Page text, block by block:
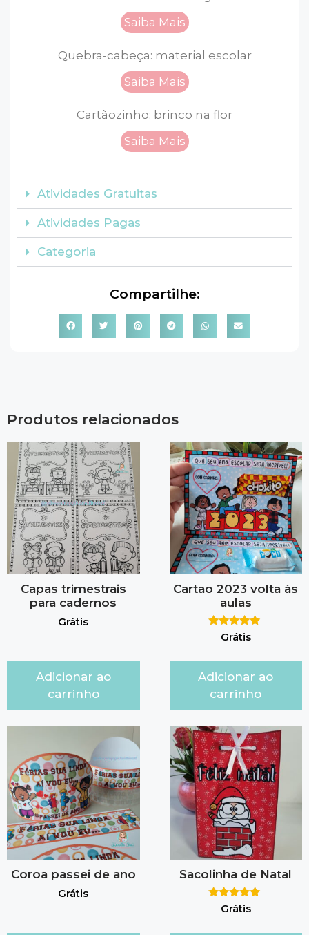
Saiba Mais
Quebra-cabeça: material escolar
Saiba Mais
Cartãozinho: brinco na flor
Saiba Mais
Atividades Gratuitas
Atividades Pagas
Categoria
Compartilhe:
Produtos relacionados
Capas trimestrais
para cadernos
Grátis
Adicionar ao
carrinho
Cartão 2023 volta às
aulas
Avaliação
Grátis
Adicionar ao
carrinho
Coroa passei de ano
Grátis
Sacolinha de Natal
Avaliação
5.00
Grátis